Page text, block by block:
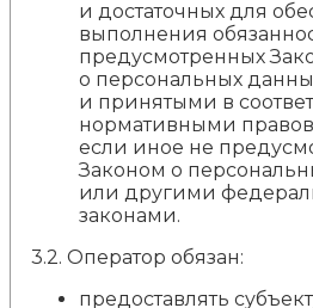
и достаточных для
выполнения
предусмотренных
о персональных
и принятыми в
нормативными
если иное не
Законом о
или другими
законами.
3.2. Оператор обязан:
предоставлять